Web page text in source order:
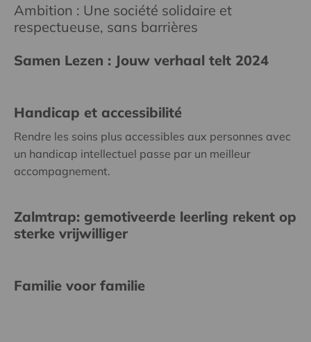
Ambition : Une société solidaire et
respectueuse, sans barrières
Samen Lezen : Jouw verhaal telt 2024
Handicap et accessibilité
Rendre les soins plus accessibles aux personnes avec
un handicap intellectuel passe par un meilleur
accompagnement.
Zalmtrap: gemotiveerde leerling rekent op
sterke vrijwilliger
Familie voor familie